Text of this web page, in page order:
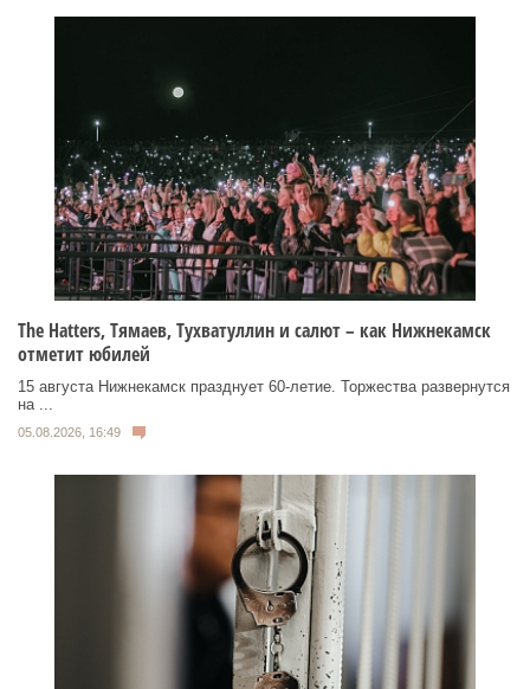
Тhe Нatters, Тямаев, Тухватуллин и салют – как Нижнекамск
отметит юбилей
15 августа Нижнекамск празднует 60‑летие. Торжества развернутся
на ...
05.08.2026, 16:49